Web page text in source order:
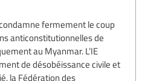
fermement le coup
anticonstitutionnelles de
au Myanmar. L’IE
de désobéissance civile et
la Fédération des